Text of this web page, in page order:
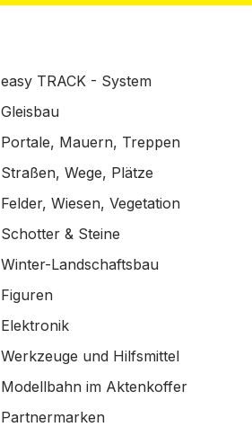
easy TRACK - System
Gleisbau
Portale, Mauern, Treppen
Straßen, Wege, Plätze
Felder, Wiesen, Vegetation
Schotter & Steine
Winter-Landschaftsbau
Figuren
Elektronik
Werkzeuge und Hilfsmittel
Modellbahn im Aktenkoffer
Partnermarken